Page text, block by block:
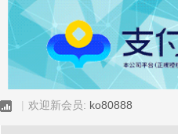
| 欢迎新会员: ko80888